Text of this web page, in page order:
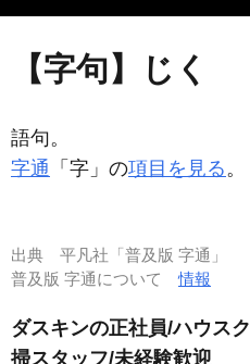
【字句】じく
語句。
字通 「字」の項目を見る。
出典 平凡社「普及版 字通」
普及版 字通について情報
ダスキンの正社員/ハウス
掃スタッフ/未経験歓迎